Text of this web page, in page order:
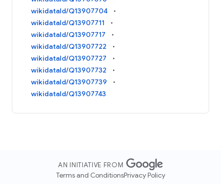
wikidataId/Q13907704
wikidataId/Q13907711
wikidataId/Q13907717
wikidataId/Q13907722
wikidataId/Q13907727
wikidataId/Q13907732
wikidataId/Q13907739
wikidataId/Q13907743
AN INITIATIVE FROM
Terms and ConditionsPrivacy Policy